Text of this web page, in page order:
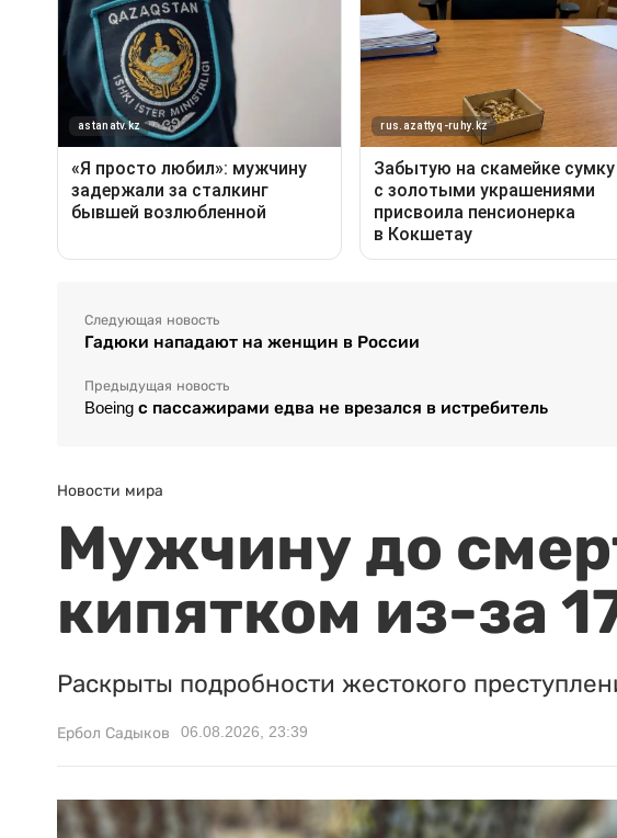
Следующая новость
Гадюки нападают на женщин в России
Предыдущая новость
Boeing с пассажирами едва не врезался в истребитель
Новости мира
Мужчину до
кипятком из-за
Раскрыты подробности жестокого
Ербол Садыков 06.08.2026, 23:39